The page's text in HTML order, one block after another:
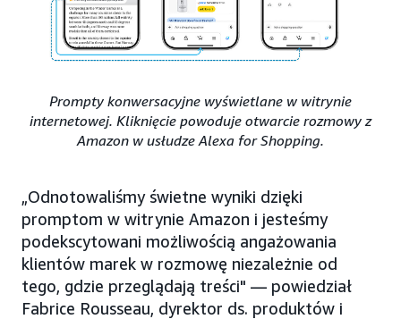
Prompty konwersacyjne wyświetlane w witrynie
internetowej. Kliknięcie powoduje otwarcie rozmowy z
Amazon w usłudze Alexa for Shopping.
„Odnotowaliśmy świetne wyniki dzięki
promptom w witrynie Amazon i jesteśmy
podekscytowani możliwością angażowania
klientów marek w rozmowę niezależnie od
tego, gdzie przeglądają treści" — powiedział
Fabrice Rousseau, dyrektor ds. produktów i